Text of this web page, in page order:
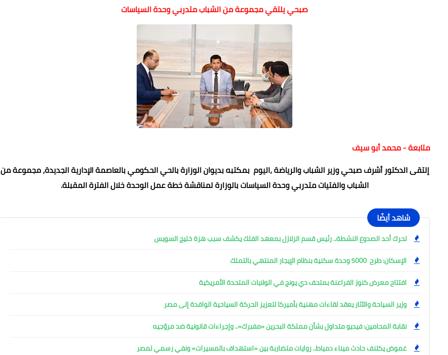
صبحي يلتقي مجموعة من الشباب متدربي وحدة السياسات
متابعة - محمد أبو سيف
إلتقى الدكتور أشرف صبحي وزير الشباب والرياضة ،اليوم بمكتبه بديوان الوزارة بالحي الحكومي بالعاصمة الإدارية الجديدة، مجموعة من
الشباب والفتيات متدربي وحدة السياسات بالوزارة لمناقشة خطة عمل الوحدة خلال الفترة المقبلة.
شاهد أيضًا
تحرك أحد الصدوع النشطة.. رئيس قسم الزلازل بمعهد الفلك يكشف سبب هزة خليج السويس
الإسكان: طرح 5000 وحدة سكنية بنظام الإيجار المنتهي بالتملك
افتتاح معرض كنوز الفراعنة بمتحف دي يونج في الولايات المتحدة الأمريكية
وزير السياحة والآثار يعقد لقاءات مهنية بأميركا لتعزيز الحركة السياحية الوافدة إلى مصر
نقابة المحامين: فيديو متداول بشأن مملكة البحرين «مفبرك».. وإجراءات قانونية ضد مروّجيه
غموض يكتنف حادث ميناء دمياط.. روايات متضاربة بين «استهداف بالمسيرات» ونفي رسمي لمصر
محمد ابو سيف
محمد ابو سيف